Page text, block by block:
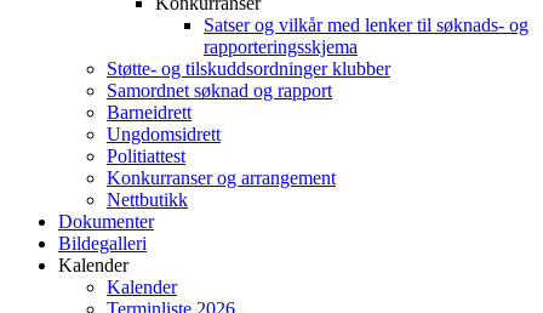
Satser og vilkår med lenker til søknads- og
rapporteringsskjema
Støtte- og tilskuddsordninger klubber
Samordnet søknad og rapport
Barneidrett
Ungdomsidrett
Politiattest
Konkurranser og arrangement
Nettbutikk
Dokumenter
Bildegalleri
Kalender
Kalender
Terminliste 2026